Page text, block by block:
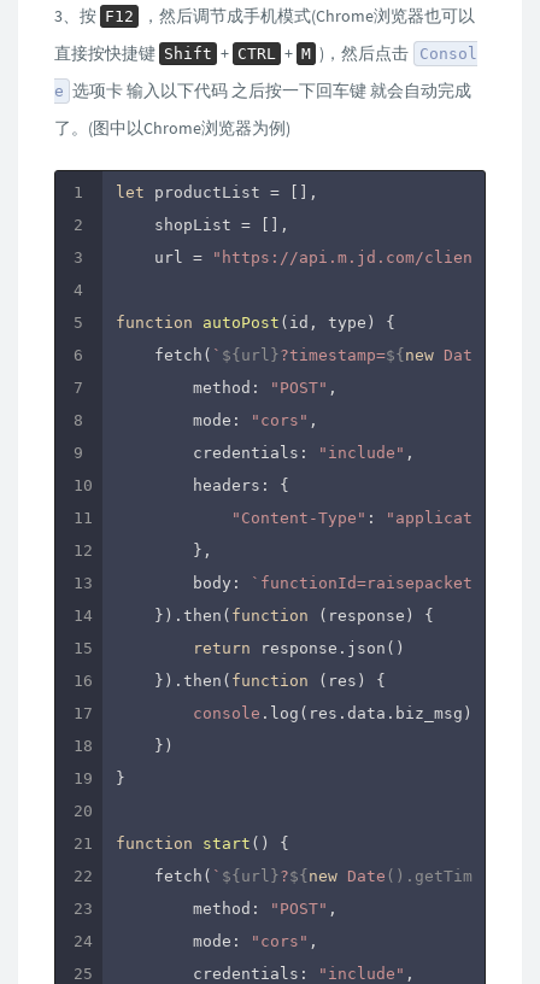
3、按 F12
，然后调节成手机模式(Chrome浏览器也可以
直接按快捷键 Shift + CTRL + M )，然后点击 Consol
e 选项卡 输入以下代码 之后按一下回车键 就会自动完成
了。(图中以Chrome浏览器为例)
let productList = [],
    shopList = [],
    url =
"https://api.m.jd.com/
function autoPost ( id, type ) {
    fetch(
` ${url}?timestamp=${ new Date
method : "POST" ,
mode : "cors" ,
credentials : "include" ,
headers : {
"Content-Type" :
"application/x-
        },
body :
    }).then(
function ( response ) {
return response.json()
    }).then(
function ( res ) {
console .log(res.data.biz_msg)
    })
}
function start ( ) {
    fetch(
` ${url}?${ new Date ().getTime()}
method : "POST" ,
mode : "cors" ,
credentials : "include" ,